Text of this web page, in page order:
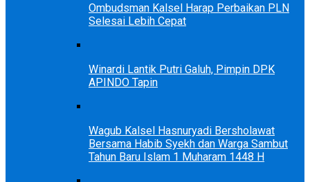
Ombudsman Kalsel Harap Perbaikan PLN
Selesai Lebih Cepat
Winardi Lantik Putri Galuh, Pimpin DPK
APINDO Tapin
Wagub Kalsel Hasnuryadi Bersholawat
Bersama Habib Syekh dan Warga Sambut
Tahun Baru Islam 1 Muharam 1448 H